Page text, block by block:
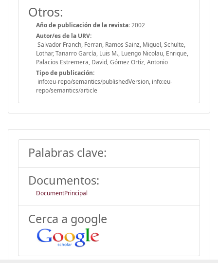
Otros:
Año de publicación de la revista:2002
Autor/es de la URV:
Salvador Franch, Ferran, Ramos Sainz, Miguel, Schulte,
Lothar, Tanarro García, Luis M., Luengo Nicolau, Enrique,
Palacios Estremera, David, Gómez Ortiz, Antonio
Tipo de publicación:
info:eu-repo/semantics/publishedVersion, info:eu-
repo/semantics/article
Palabras clave:
Documentos:
DocumentPrincipal
Cerca a google